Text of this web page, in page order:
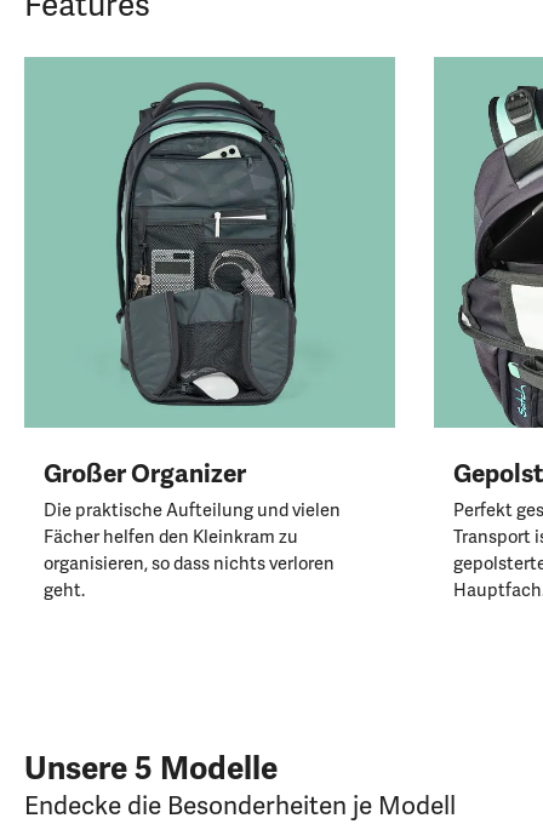
Großer Organizer
Die praktische Aufteilung und vielen
Fächer helfen den Kleinkram zu
organisieren, so dass nichts verloren
geht.
Perfekt
Transport
Unsere 5 Modelle
Endecke die Besonderheiten je Modell